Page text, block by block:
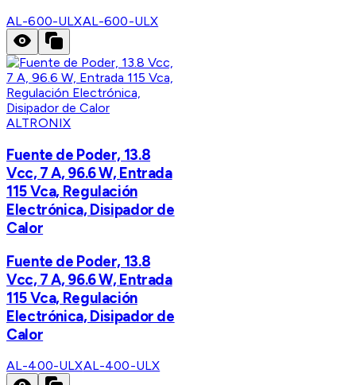
AL-600-ULXAL-600-ULX
ALTRONIX
Fuente de Poder, 13.8
Vcc, 7 A, 96.6 W, Entrada
115 Vca, Regulación
Electrónica, Disipador de
Calor
Fuente de Poder, 13.8
Vcc, 7 A, 96.6 W, Entrada
115 Vca, Regulación
Electrónica, Disipador de
Calor
AL-400-ULXAL-400-ULX